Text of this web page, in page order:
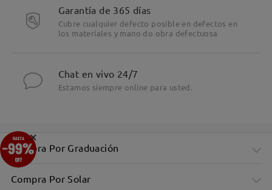
Garantía de 365 días
Cubre cualquier defecto posible en defectos en
los materiales y mano do obra defectuosa
Chat en vivo 24/7
Estamos siempre online para usted.
Compra Por Graduación
Compra Por Solar
×